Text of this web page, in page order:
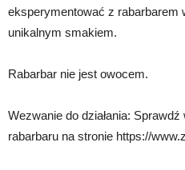
eksperymentować z rabarbarem
unikalnym smakiem.
Rabarbar nie jest owocem.
Wezwanie do działania:
rabarbaru na stronie https://